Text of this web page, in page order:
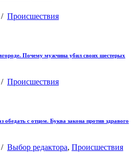
/ Происшествия
Почему мужчина убил своих шестерых
/ Происшествия
обедать с отцом. Буква закона против здравого
/ Выбор редактора, Происшествия